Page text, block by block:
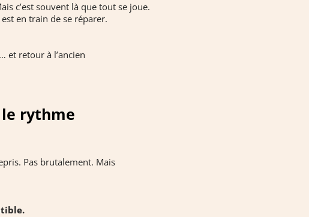
c’est souvent là que tout se joue.
en train de se réparer.
et retour à l’ancien
le rythme
Pas brutalement. Mais